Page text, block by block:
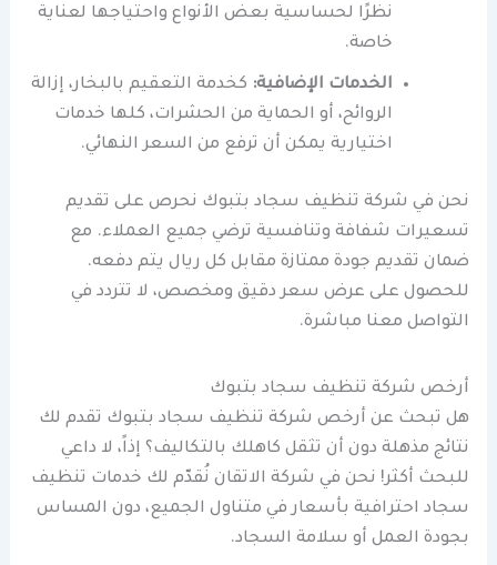
نظرًا لحساسية بعض الأنواع واحتياجها لعناية
خاصة.
الخدمات الإضافية: كخدمة التعقيم بالبخار، إزالة
الروائح، أو الحماية من الحشرات، كلها خدمات
اختيارية يمكن أن ترفع من السعر النهائي.
نحن في شركة تنظيف سجاد بتبوك نحرص على تقديم
تسعيرات شفافة وتنافسية ترضي جميع العملاء. مع
ضمان تقديم جودة ممتازة مقابل كل ريال يتم دفعه.
للحصول على عرض سعر دقيق ومخصص، لا تتردد في
التواصل معنا مباشرة.
أرخص شركة تنظيف سجاد بتبوك
هل تبحث عن أرخص شركة تنظيف سجاد بتبوك تقدم لك
نتائج مذهلة دون أن تثقل كاهلك بالتكاليف؟ إذاً، لا داعي
للبحث أكثر! نحن في شركة الاتقان نُقدّم لك خدمات تنظيف
سجاد احترافية بأسعار في متناول الجميع، دون المساس
بجودة العمل أو سلامة السجاد.